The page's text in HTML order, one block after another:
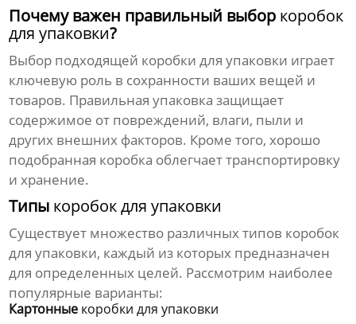
Почему важен правильный выбор коробок
для упаковки?
Выбор подходящей коробки для упаковки играет
ключевую роль в сохранности ваших вещей и
товаров. Правильная упаковка защищает
содержимое от повреждений, влаги, пыли и
других внешних факторов. Кроме того, хорошо
подобранная коробка облегчает транспортировку
и хранение.
Типы коробок для упаковки
Существует множество различных типов коробок
для упаковки, каждый из которых предназначен
для определенных целей. Рассмотрим наиболее
популярные варианты:
Картонные коробки для упаковки